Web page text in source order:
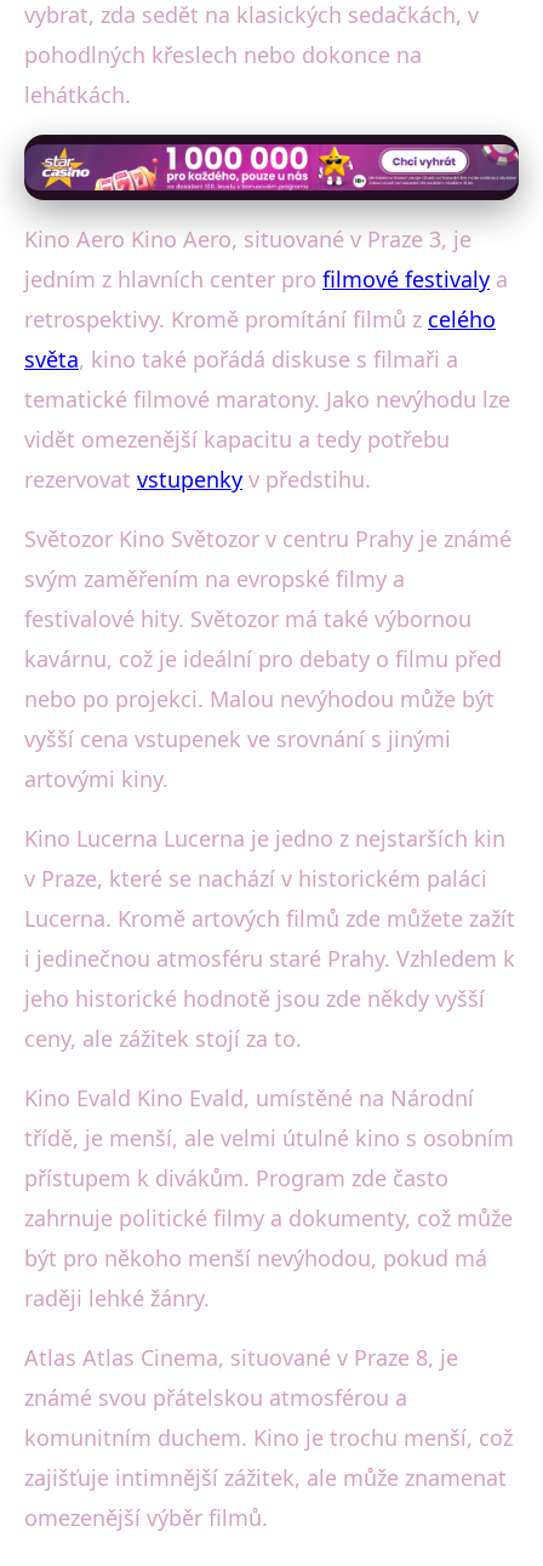
vybrat, zda sedět na klasických sedačkách, v
pohodlných křeslech nebo dokonce na
lehátkách.
Kino Aero Kino Aero, situované v Praze 3, je
jedním z hlavních center pro filmové festivaly a
retrospektivy. Kromě promítání filmů z celého
světa, kino také pořádá diskuse s filmaři a
tematické filmové maratony. Jako nevýhodu lze
vidět omezenější kapacitu a tedy potřebu
rezervovat vstupenky v předstihu.
Světozor Kino Světozor v centru Prahy je známé
svým zaměřením na evropské filmy a
festivalové hity. Světozor má také výbornou
kavárnu, což je ideální pro debaty o filmu před
nebo po projekci. Malou nevýhodou může být
vyšší cena vstupenek ve srovnání s jinými
artovými kiny.
Kino Lucerna Lucerna je jedno z nejstarších kin
v Praze, které se nachází v historickém paláci
Lucerna. Kromě artových filmů zde můžete zažít
i jedinečnou atmosféru staré Prahy. Vzhledem k
jeho historické hodnotě jsou zde někdy vyšší
ceny, ale zážitek stojí za to.
Kino Evald Kino Evald, umístěné na Národní
třídě, je menší, ale velmi útulné kino s osobním
přístupem k divákům. Program zde často
zahrnuje politické filmy a dokumenty, což může
být pro někoho menší nevýhodou, pokud má
raději lehké žánry.
Atlas Atlas Cinema, situované v Praze 8, je
známé svou přátelskou atmosférou a
komunitním duchem. Kino je trochu menší, což
zajišťuje intimnější zážitek, ale může znamenat
omezenější výběr filmů.